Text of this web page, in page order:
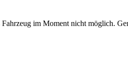
im Moment nicht möglich.